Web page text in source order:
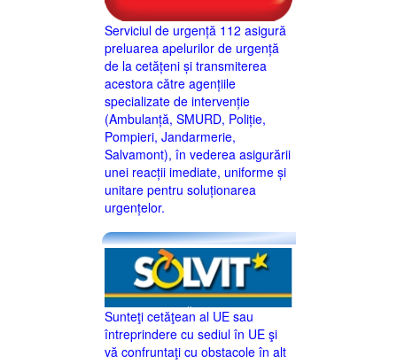
Serviciul de urgență 112 asigură
preluarea apelurilor de urgență
de la cetățeni și transmiterea
acestora către agențiile
specializate de intervenție
(Ambulanță, SMURD, Poliție,
Pompieri, Jandarmerie,
Salvamont), în vederea asigurării
unei reacții imediate, uniforme și
unitare pentru soluționarea
urgențelor.
Sunteţi cetăţean al UE sau
întreprindere cu sediul în UE şi
vă confruntaţi cu obstacole în alt